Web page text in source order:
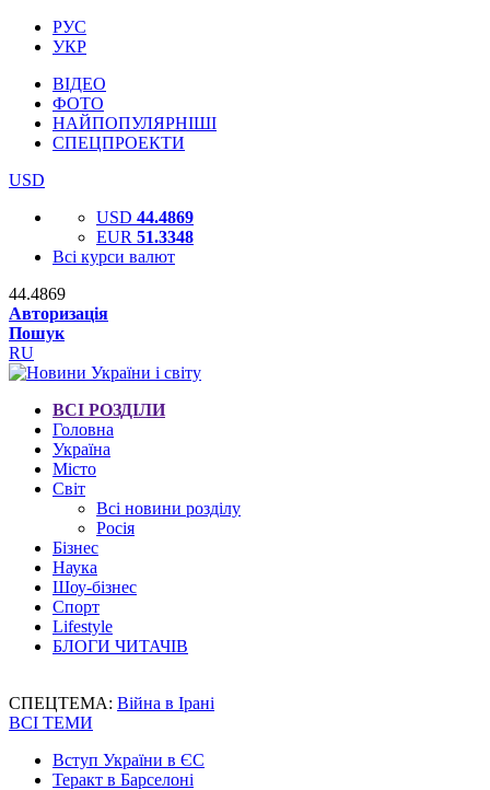
РУС
УКР
ВІДЕО
ФОТО
НАЙПОПУЛЯРНІШІ
СПЕЦПРОЕКТИ
USD
USD 44.4869
EUR 51.3348
Всі курси валют
44.4869
Авторизація
Пошук
RU
ВСІ РОЗДІЛИ
Головна
Україна
Місто
Світ
Всі новини розділу
Росія
Бізнес
Наука
Шоу-бізнес
Спорт
Lifestyle
БЛОГИ ЧИТАЧІВ
СПЕЦТЕМА: Війна в Ірані
ВСІ ТЕМИ
Вступ України в ЄС
Теракт в Барселоні